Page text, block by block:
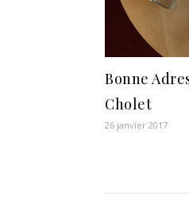
Bonne
Cholet
26 janvier 2017